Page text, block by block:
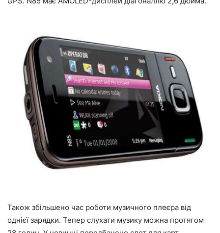
Також збільшено час роботи музичного плеєра від
однієї зарядки. Тепер слухати музику можна протягом